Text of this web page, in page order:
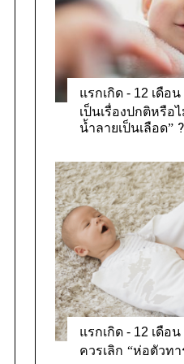
s
แรกเกิด - 12 เดือน
เป็นเรื่องปกติหรือ
น้ำลายเป็นเลือด” ?
แรกเกิด - 12 เดือน
ควรเลิก “ห่อตัวท